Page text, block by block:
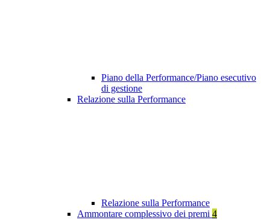
Piano della Performance/Piano esecutivo
di gestione
Relazione sulla Performance
Relazione sulla Performance
Ammontare complessivo dei premi 4